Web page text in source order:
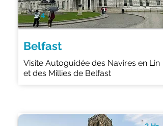
4
Belfast
Visite Autoguidée des Navires en Lin
et des Millies de Belfast